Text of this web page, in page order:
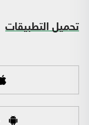
تحميل التطبيقات